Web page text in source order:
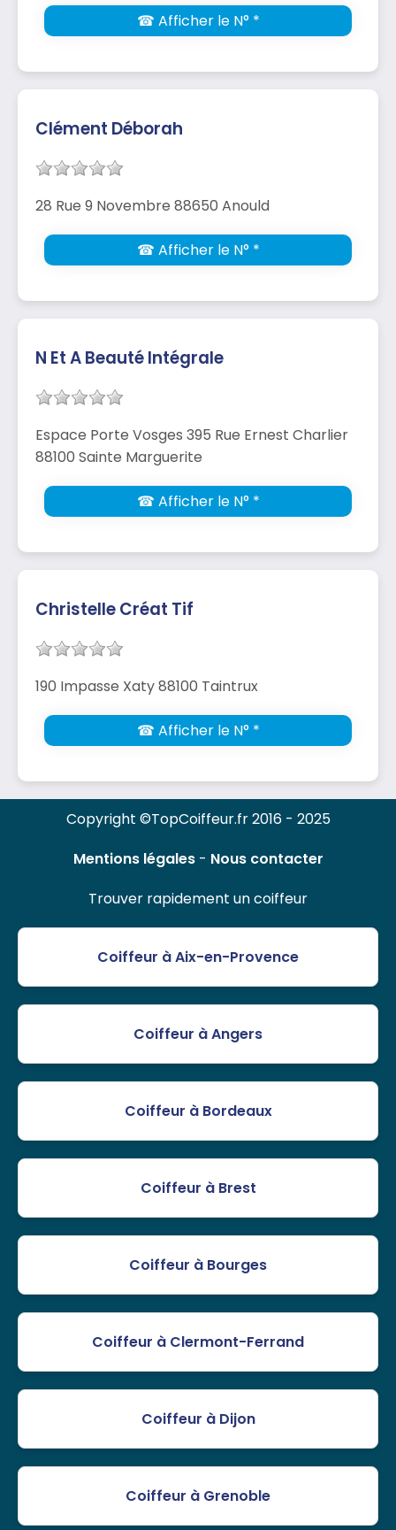
☎ Afficher le N° *
Clément Déborah
28 Rue 9 Novembre 88650 Anould
☎ Afficher le N° *
N Et A Beauté Intégrale
Espace Porte Vosges 395 Rue Ernest Charlier
88100 Sainte Marguerite
☎ Afficher le N° *
Christelle Créat Tif
190 Impasse Xaty 88100 Taintrux
☎ Afficher le N° *
Copyright ©TopCoiffeur.fr 2016 - 2025
Mentions légales- Nous contacter
Trouver rapidement un coiffeur
Coiffeur à Aix-en-Provence
Coiffeur à Angers
Coiffeur à Bordeaux
Coiffeur à Brest
Coiffeur à Bourges
Coiffeur à Clermont-Ferrand
Coiffeur à Dijon
Coiffeur à Grenoble